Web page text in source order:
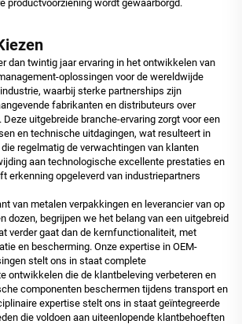
productvoorziening wordt gewaarborgd.
dan twintig jaar ervaring in het ontwikkelen van
oplossingen voor de wereldwijde
waarbij sterke partnerships zijn
fabrikanten en distributeurs over
uitgebreide branche-ervaring zorgt voor een
en technische uitdagingen, wat resulteert in
regelmatig de verwachtingen van klanten
aan technologische excellente prestaties en
erkenning opgeleverd van industriepartners
van metalen verpakkingen en leverancier van op
dozen, begrijpen we het belang van een uitgebreid
verder gaat dan de kernfunctionaliteit, met
en bescherming. Onze expertise in OEM-
stelt ons in staat complete
ontwikkelen die de klantbeleving verbeteren en
componenten beschermen tijdens transport en
expertise stelt ons in staat geïntegreerde
die voldoen aan uiteenlopende klantbehoeften